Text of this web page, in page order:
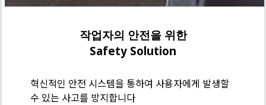
작업자의 안전을 위한
Safety Solution
혁신적인 안전 시스템을 통하여 사용자에게 발생할
수 있는 사고를 방지합니다